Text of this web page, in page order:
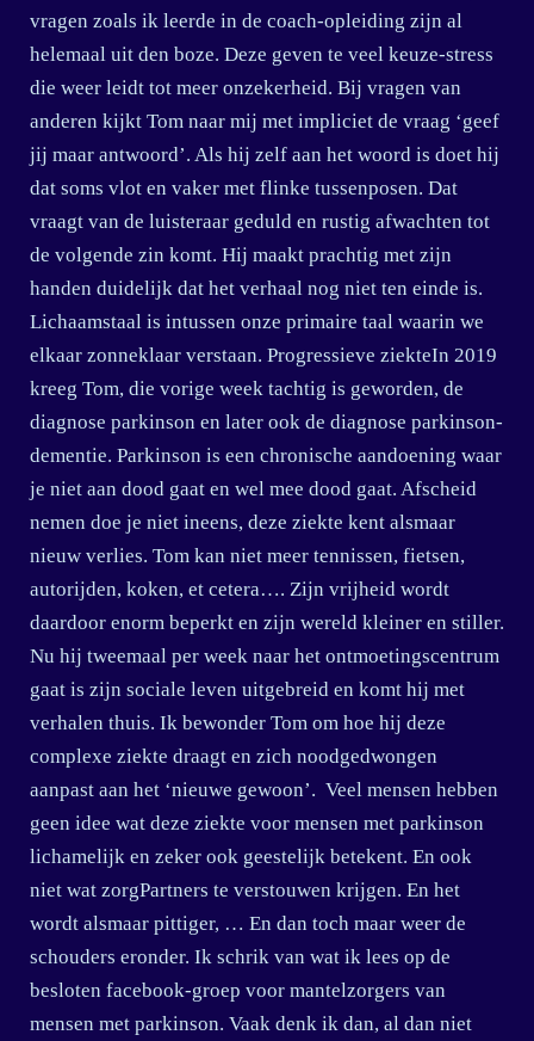
vragen zoals ik leerde in de coach-opleiding zijn al
helemaal uit den boze. Deze geven te veel keuze-stress
die weer leidt tot meer onzekerheid. Bij vragen van
anderen kijkt Tom naar mij met impliciet de vraag ‘geef
jij maar antwoord’. Als hij zelf aan het woord is doet hij
dat soms vlot en vaker met flinke tussenposen. Dat
vraagt van de luisteraar geduld en rustig afwachten tot
de volgende zin komt. Hij maakt prachtig met zijn
handen duidelijk dat het verhaal nog niet ten einde is.
Lichaamstaal is intussen onze primaire taal waarin we
elkaar zonneklaar verstaan. Progressieve ziekteIn 2019
kreeg Tom, die vorige week tachtig is geworden, de
diagnose parkinson en later ook de diagnose parkinson-
dementie. Parkinson is een chronische aandoening waar
je niet aan dood gaat en wel mee dood gaat. Afscheid
nemen doe je niet ineens, deze ziekte kent alsmaar
nieuw verlies. Tom kan niet meer tennissen, fietsen,
autorijden, koken, et cetera…. Zijn vrijheid wordt
daardoor enorm beperkt en zijn wereld kleiner en stiller.
Nu hij tweemaal per week naar het ontmoetingscentrum
gaat is zijn sociale leven uitgebreid en komt hij met
verhalen thuis. Ik bewonder Tom om hoe hij deze
complexe ziekte draagt en zich noodgedwongen
aanpast aan het ‘nieuwe gewoon’. Veel mensen hebben
geen idee wat deze ziekte voor mensen met parkinson
lichamelijk en zeker ook geestelijk betekent. En ook
niet wat zorgPartners te verstouwen krijgen. En het
wordt alsmaar pittiger, … En dan toch maar weer de
schouders eronder. Ik schrik van wat ik lees op de
besloten facebook-groep voor mantelzorgers van
mensen met parkinson. Vaak denk ik dan, al dan niet